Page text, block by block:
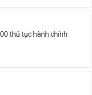
thủ tục hành chính